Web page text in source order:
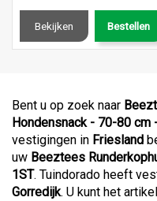
Bekijken Bestellen
Bent u op zoek naar
Hondensnack - 70-80 cm
vestigingen in Friesland
uw Beeztees
1ST. Tuindorado heeft
Gorredijk. U kunt het